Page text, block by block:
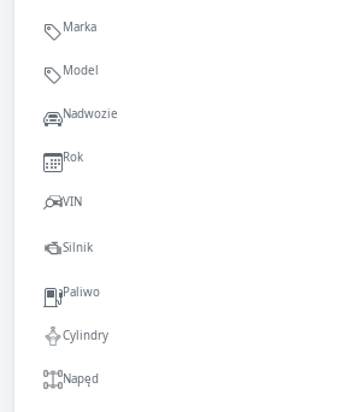
Marka
Model
Nadwozie
Rok
VIN
Silnik
Paliwo
Cylindry
Napęd